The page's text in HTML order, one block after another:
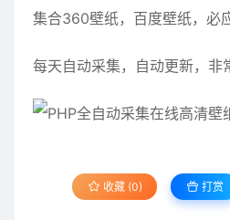
集合360壁纸，百度壁纸，必
每天自动采集，自动更新，非
收藏 (0) 打赏